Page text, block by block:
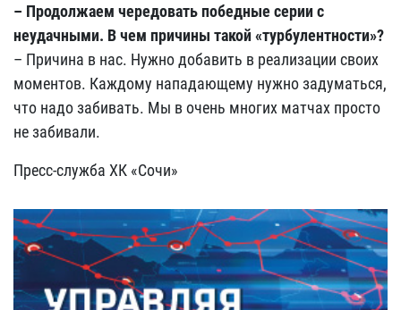
– Продолжаем чередовать победные серии с
неудачными. В чем причины такой «турбулентности»?
– Причина в нас. Нужно добавить в реализации своих
моментов. Каждому нападающему нужно задуматься,
что надо забивать. Мы в очень многих матчах просто
не забивали.
Пресс-служба ХК «Сочи»